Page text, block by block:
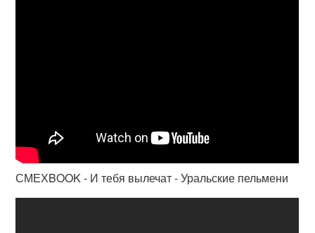
СМЕХBOOK - И тебя вылечат - Уральские пельмени